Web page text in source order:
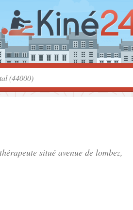
situé avenue de lombez,